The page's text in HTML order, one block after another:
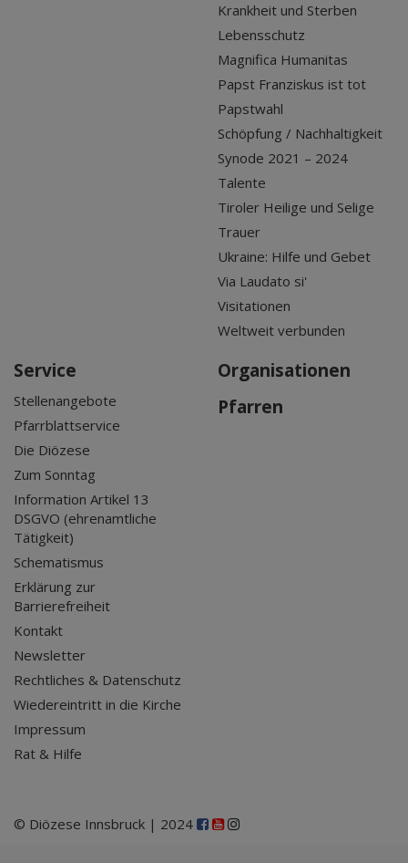
Krankheit und Sterben
Lebensschutz
Magnifica Humanitas
Papst Franziskus ist tot
Papstwahl
Schöpfung / Nachhaltigkeit
Synode 2021 – 2024
Talente
Tiroler Heilige und Selige
Trauer
Ukraine: Hilfe und Gebet
Via Laudato si'
Visitationen
Weltweit verbunden
Service
Stellenangebote
Pfarrblattservice
Die Diözese
Zum Sonntag
Information Artikel 13
DSGVO (ehrenamtliche
Tätigkeit)
Schematismus
Erklärung zur
Barrierefreiheit
Kontakt
Newsletter
Rechtliches & Datenschutz
Wiedereintritt in die Kirche
Impressum
Rat & Hilfe
Organisationen
Pfarren
© Diözese Innsbruck | 2024